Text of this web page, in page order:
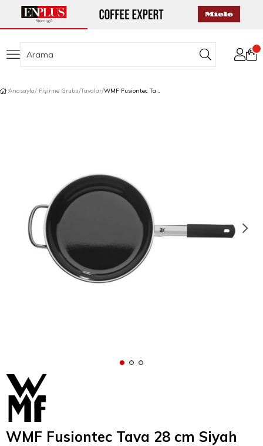
Anasayfa Pişirme Grubu Tavalar WMF Fusiontec Tava 28 cm Siyah
WMF Fusiontec Tava 28 cm Siyah